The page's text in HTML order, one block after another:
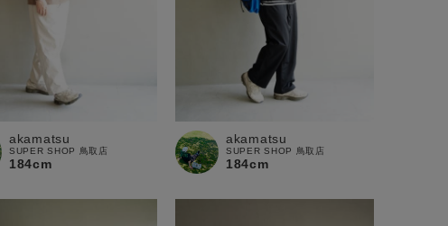
akamatsu
SUPER SHOP 鳥取店
184cm
akamatsu
SUPER SHOP 鳥取店
184cm